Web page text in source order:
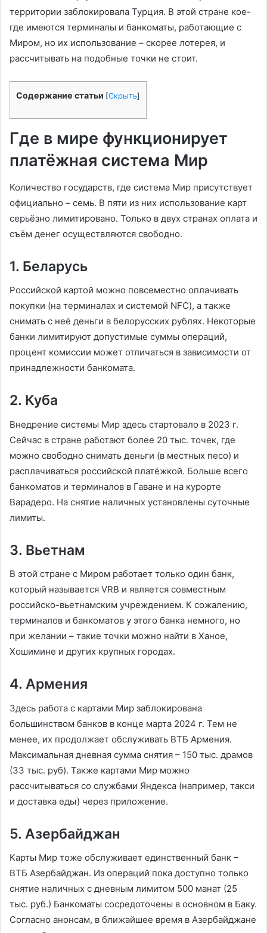
территории заблокировала Турция. В этой стране кое-
где имеются терминалы и банкоматы, работающие с
Миром, но их использование – скорее лотерея, и
рассчитывать на подобные точки не стоит.
Содержание статьи [Скрыть]
Где в мире функционирует
платёжная система Мир
Количество государств, где система Мир присутствует
официально – семь. В пяти из них использование карт
серьёзно лимитировано. Только в двух странах оплата и
съём денег осуществляются свободно.
1. Беларусь
Российской картой можно повсеместно оплачивать
покупки (на терминалах и системой NFC), а также
снимать с неё деньги в белорусских рублях. Некоторые
банки лимитируют допустимые суммы операций,
процент комиссии может отличаться в зависимости от
принадлежности банкомата.
2. Куба
Внедрение системы Мир здесь стартовало в 2023 г.
Сейчас в стране работают более 20 тыс. точек, где
можно свободно снимать деньги (в местных песо) и
расплачиваться российской платёжкой. Больше всего
банкоматов и терминалов в Гаване и на курорте
Варадеро. На снятие наличных установлены суточные
лимиты.
3. Вьетнам
В этой стране с Миром работает только один банк,
который называется VRB и является совместным
российско-вьетнамским учреждением. К сожалению,
терминалов и банкоматов у этого банка немного, но
при желании – такие точки можно найти в Ханое,
Хошимине и других крупных городах.
4. Армения
Здесь работа с картами Мир заблокирована
большинством банков в конце марта 2024 г. Тем не
менее, их продолжает обслуживать ВТБ Армения.
Максимальная дневная сумма снятия – 150 тыс. драмов
(33 тыс. руб). Также картами Мир можно
рассчитываться со службами Яндекса (например, такси
и доставка еды) через приложение.
5. Азербайджан
Карты Мир тоже обслуживает единственный банк –
ВТБ Азербайджан. Из операций пока доступно только
снятие наличных с дневным лимитом 500 манат (25
тыс. руб.) Банкоматы сосредоточены в основном в Баку.
Согласно анонсам, в ближайшее время в Азербайджане